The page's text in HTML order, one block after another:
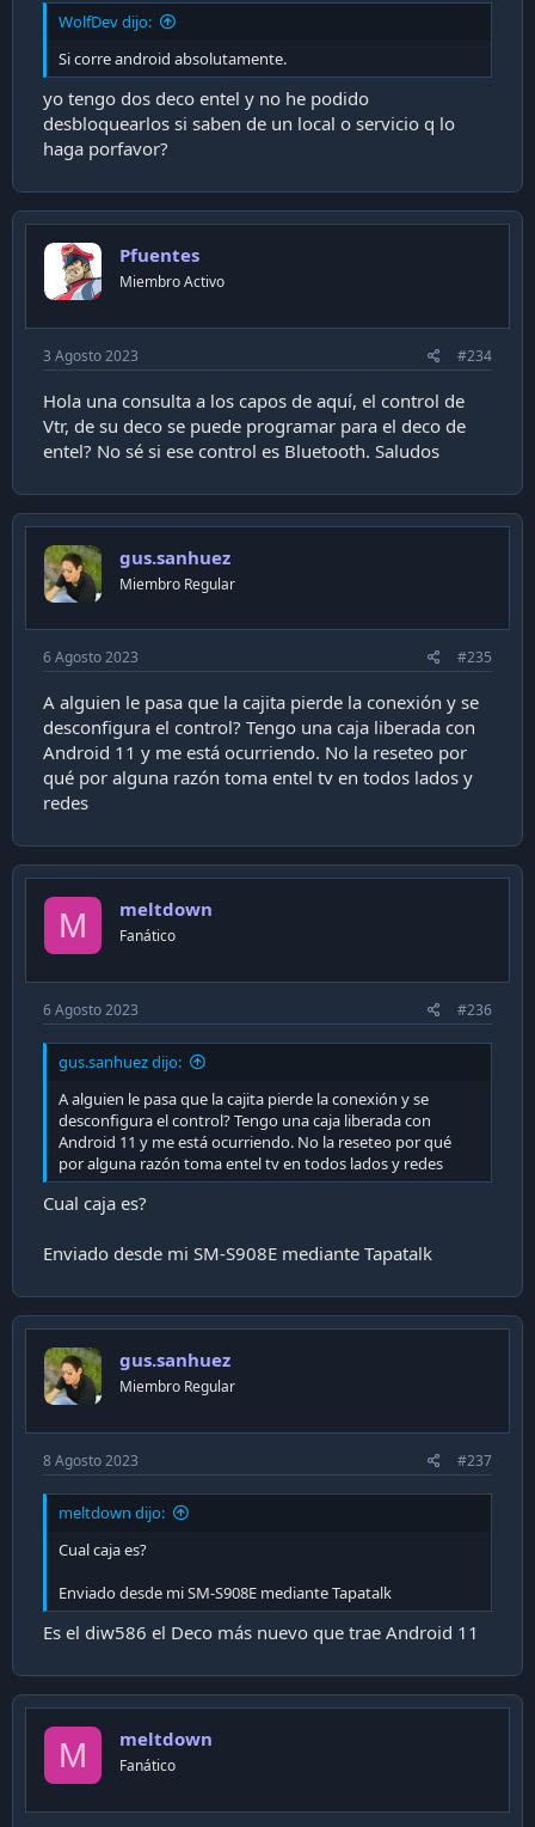
WolfDev dijo:
Si corre android absolutamente.
yo tengo dos deco entel y no he podido
desbloquearlos si saben de un local o servicio q lo
haga porfavor?
Pfuentes
Miembro Activo
3 Agosto 2023 #234
Hola una consulta a los capos de aquí, el control de
Vtr, de su deco se puede programar para el deco de
entel? No sé si ese control es Bluetooth. Saludos
gus.sanhuez
Miembro Regular
6 Agosto 2023 #235
A alguien le pasa que la cajita pierde la conexión y se
desconfigura el control? Tengo una caja liberada con
Android 11 y me está ocurriendo. No la reseteo por
qué por alguna razón toma entel tv en todos lados y
redes
M meltdown
Fanático
6 Agosto 2023 #236
gus.sanhuez dijo:
A alguien le pasa que la cajita pierde la conexión y se
desconfigura el control? Tengo una caja liberada con
Android 11 y me está ocurriendo. No la reseteo por qué
por alguna razón toma entel tv en todos lados y redes
Cual caja es?
Enviado desde mi SM-S908E mediante Tapatalk
gus.sanhuez
Miembro Regular
8 Agosto 2023 #237
meltdown dijo:
Cual caja es?
Enviado desde mi SM-S908E mediante Tapatalk
Es el diw586 el Deco más nuevo que trae Android 11
M meltdown
Fanático